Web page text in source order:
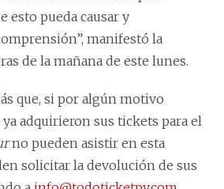
esto pueda causar y
manifestó la
de la mañana de este lunes.
que, si por algún motivo
adquirieron sus tickets para el
no pueden asistir en esta
solicitar la devolución de sus